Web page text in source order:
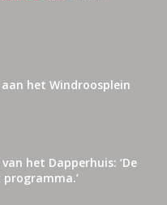
het Windroosplein
het Dapperhuis: ‘De